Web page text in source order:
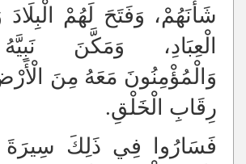
شَأْنَهُمْ، وَفَتَحَ لَهُمْ
الْعِبَادِ، وَمَكَّنَ
وَالْمُؤْمِنُونَ مَعَهُ مِنَ
رِقَابِ الْخَلْقِ.
فَسَارُوا فِي ذَلِكَ سِيرَةَ